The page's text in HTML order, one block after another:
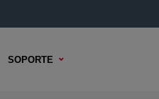
SOPORTE